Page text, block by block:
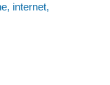
internet,